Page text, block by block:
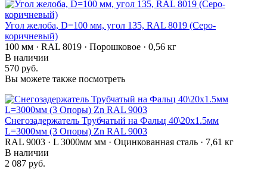
Угол желоба, D=100 мм, угол 135, RAL 8019 (Серо-
коричневый)
100 мм · RAL 8019 · Порошковое · 0,56 кг
В наличии
570 руб.
Вы можете также посмотреть
Снегозадержатель Трубчатый на Фальц 40\20х1.5мм
L=3000мм (3 Опоры) Zn RAL 9003
RAL 9003 · L 3000мм мм · Оцинкованная сталь · 7,61 кг
В наличии
2 087 руб.